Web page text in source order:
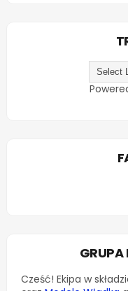
GRUPA
Cześć! Ekipa w